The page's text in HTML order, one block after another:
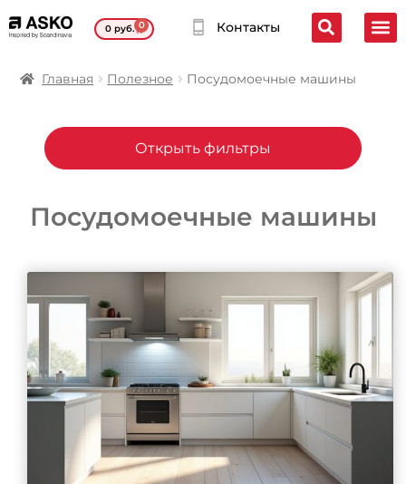
0руб. 0 Контакты
Главная Полезное Посудомоечные машины
Открыть фильтры
Посудомоечные машины